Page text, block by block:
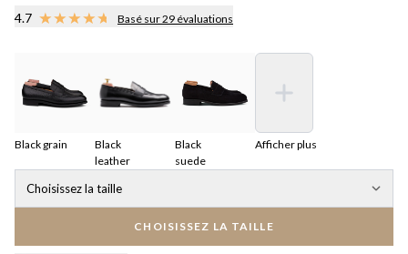
4.7 Basé sur 29 évaluations
Black grain
Black
leather
Black
suede
Afficher plus
Choisissez la taille
CHOISISSEZ LA TAILLE